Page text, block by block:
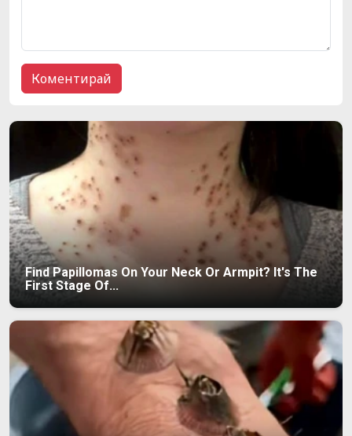
Find Papillomas On Your Neck Or Armpit? It's The
First Stage Of...